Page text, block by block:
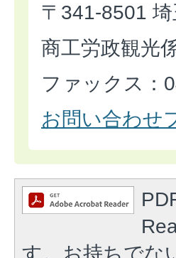
〒341-8501
商工労政観光
ファックス：
お問い合わせ
す。お持ちでな